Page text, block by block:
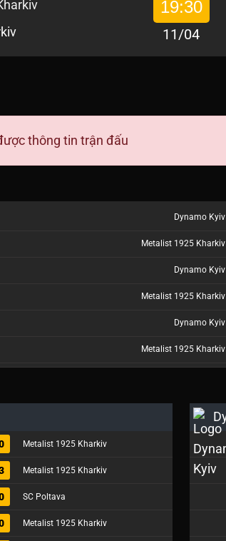
19:30
11/04
thông tin trận đấu
Dynamo Kyiv
Metalist 1925 Kharkiv
Dynamo Kyiv
Metalist 1925 Kharkiv
Dynamo Kyiv
Metalist 1925 Kharkiv
Metalist 1925 Kharkiv
Metalist 1925 Kharkiv
SC Poltava
Metalist 1925 Kharkiv